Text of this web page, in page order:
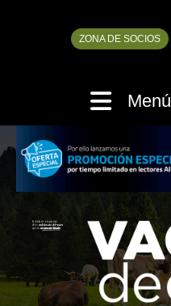
ZONA DE SOCIOS
Menú